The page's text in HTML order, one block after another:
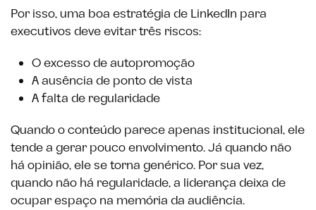
Por isso, uma boa estratégia de LinkedIn para
executivos deve evitar três riscos:
O excesso de autopromoção
A ausência de ponto de vista
A falta de regularidade
Quando o conteúdo parece apenas institucional, ele
tende a gerar pouco envolvimento. Já quando não
há opinião, ele se torna genérico. Por sua vez,
quando não há regularidade, a liderança deixa de
ocupar espaço na memória da audiência.